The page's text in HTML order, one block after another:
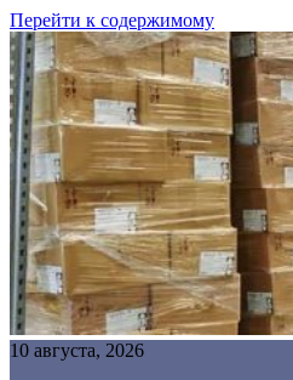
Перейти к содержимому
10 августа, 2026